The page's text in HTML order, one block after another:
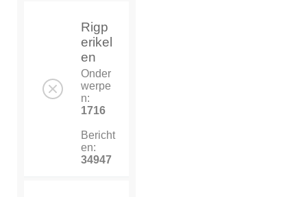
Rigp
erikel
en
Onder
werpe
n:
1716
Bericht
en:
34947